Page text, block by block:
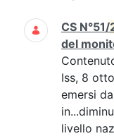
CS N°51/
del
Iss, 8
emersi
livello